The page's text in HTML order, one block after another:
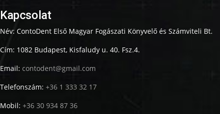
Kapcsolat
Név: ContoDent Első Magyar Fogászati Könyvelő és Számviteli Bt.
Cím: 1082 Budapest, Kisfaludy u. 40. Fsz.4.
Email: contodent@gmail.com
Telefonszám: +36 1 333 32 17
Mobil: +36 30 934 87 36